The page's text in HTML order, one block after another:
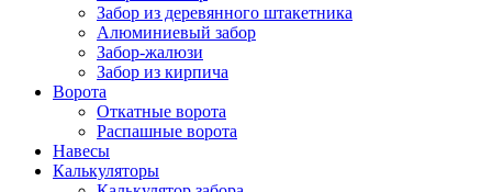
Забор из деревянного штакетника
Алюминиевый забор
Забор-жалюзи
Забор из кирпича
Ворота
Откатные ворота
Распашные ворота
Навесы
Калькуляторы